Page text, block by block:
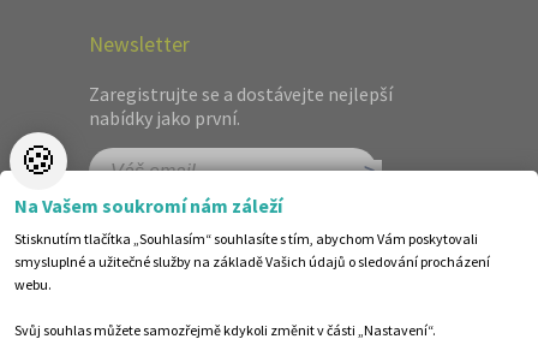
Cena: 294 Kč(běžná cena 320 Kč)
OBJEDNAT
Newsletter
Zaregistrujte se a dostávejte nejlepší
nabídky jako první.
🍪
Na Vašem soukromí nám záleží
Stisknutím tlačítka „Souhlasím“ souhlasíte s tím, abychom Vám poskytovali
smysluplné a užitečné služby na základě Vašich údajů o sledování procházení
webu.
Svůj souhlas můžete samozřejmě kdykoli změnit v části „Nastavení“.